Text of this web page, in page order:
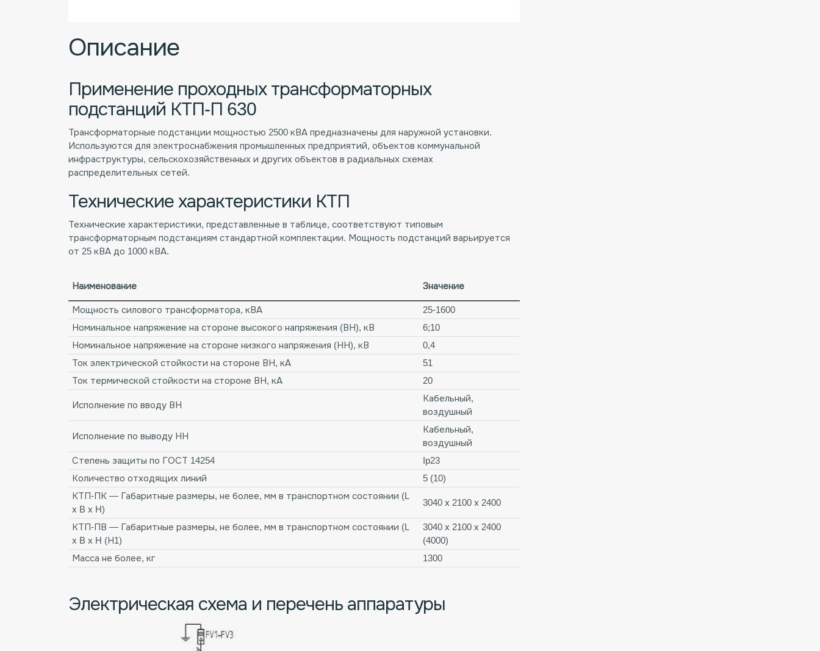
Описание
Применение проходных трансформаторных
подстанций КТП-П 630
Трансформаторные подстанции мощностью 2500 кВА предназначены для наружной установки.
Используются для электроснабжения промышленных предприятий, объектов коммунальной
инфраструктуры, сельскохозяйственных и других объектов в радиальных схемах
распределительных сетей.
Технические характеристики КТП
Технические характеристики, представленные в таблице, соответствуют типовым
трансформаторным подстанциям стандартной комплектации. Мощность подстанций варьируется
от 25 кВА до 1000 кВА.
Наименование
Значение
Мощность силового трансформатора, кВА
25-1600
Номинальное напряжение на стороне высокого напряжения (ВН), кВ
6;10
Номинальное напряжение на стороне низкого напряжения (НН), кВ
0,4
Ток электрической стойкости на стороне ВН, кА
51
Ток термической стойкости на стороне ВН, кА
20
Исполнение по вводу ВН
Кабельный,
воздушный
Исполнение по выводу НН
Кабельный,
воздушный
Степень защиты по ГОСТ 14254
Ip23
Количество отходящих линий
5 (10)
КТП-ПК — Габаритные размеры, не более, мм в транспортном состоянии (L
х B х H)
3040 х 2100 х 2400
КТП-ПВ — Габаритные размеры, не более, мм в транспортном состоянии (L
х B х H (Н1)
3040 х 2100 х 2400
(4000)
Масса не более, кг
1300
Электрическая схема и перечень аппаратуры